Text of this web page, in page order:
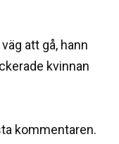
att gå, hann
kvinnan
kommentaren.